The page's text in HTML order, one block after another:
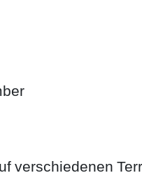
verschiedenen